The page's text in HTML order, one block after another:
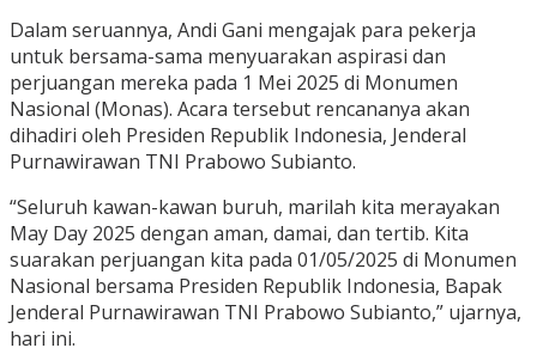
Dalam seruannya, Andi Gani mengajak para pekerja
untuk bersama-sama menyuarakan aspirasi dan
perjuangan mereka pada 1 Mei 2025 di Monumen
Nasional (Monas). Acara tersebut rencananya akan
dihadiri oleh Presiden Republik Indonesia, Jenderal
Purnawirawan TNI Prabowo Subianto.
“Seluruh kawan-kawan buruh, marilah kita merayakan
May Day 2025 dengan aman, damai, dan tertib. Kita
suarakan perjuangan kita pada 01/05/2025 di Monumen
Nasional bersama Presiden Republik Indonesia, Bapak
Jenderal Purnawirawan TNI Prabowo Subianto,” ujarnya,
hari ini.